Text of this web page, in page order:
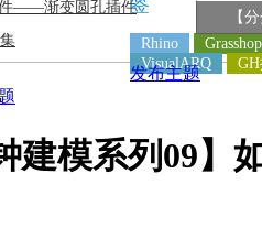
——渐变圆孔插件
【
Rhino
VisualARQ
发布主题
建模系列09】